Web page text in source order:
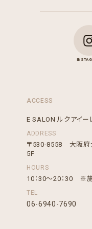
ACCESS
E SALON ルクアイー
ADDRESS
〒530-8558 大阪府
5F
HOURS
10：30～20：30 ※
TEL
06-6940-7690